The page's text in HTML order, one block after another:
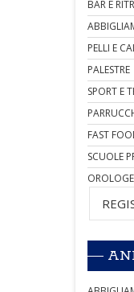
BAR E
PELLI E
PALESTRE
SPORT E
FAST
SCUOLE